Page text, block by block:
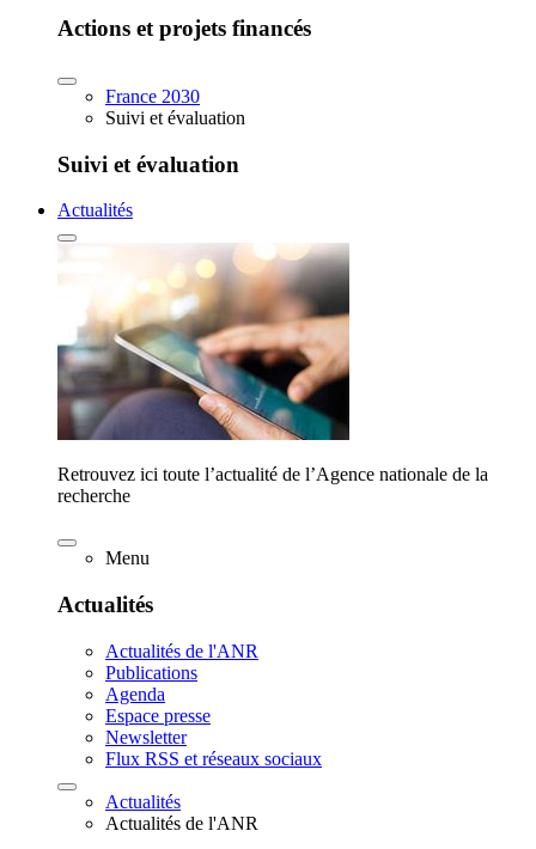
Actions et projets financés
France 2030
Suivi et évaluation
Suivi et évaluation
Actualités
Retrouvez ici toute l’actualité de l’Agence nationale de la
recherche
Menu
Actualités
Actualités de l'ANR
Publications
Agenda
Espace presse
Newsletter
Flux RSS et réseaux sociaux
Actualités
Actualités de l'ANR